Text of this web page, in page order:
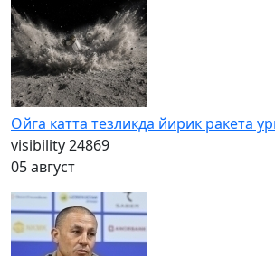
Ойга катта тезликда йирик ракета
visibility24869
05 август